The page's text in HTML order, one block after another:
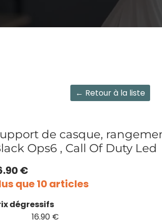
← Retour à la liste
de casque,
Ops6 , Call Of Duty Led
€
que 10 articles
dégressifs
16.90 €